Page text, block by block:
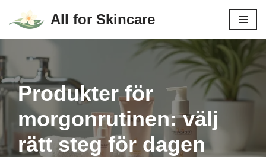
Hoppa
innehåll
All for Skincare
Produkter för
morgonrutinen: välj
rätt steg för dagen